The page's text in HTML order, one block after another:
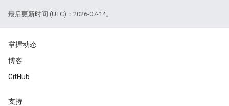
最后更新时间 (UTC)：2026-07-14。
掌握动态
博客
GitHub
支持